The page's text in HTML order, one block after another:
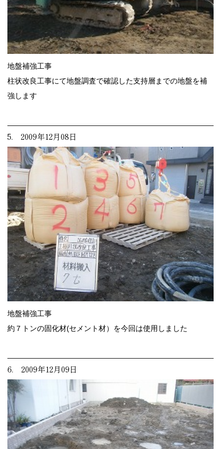
地盤補強工事
柱状改良工事にて地盤調査で確認した支持層までの地盤を補
強します
5. 2009年12月08日
地盤補強工事
約７トンの固化材(セメント材）を今回は使用しました
6. 2009年12月09日